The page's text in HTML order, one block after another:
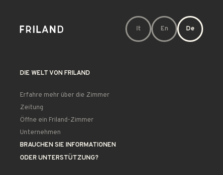
It En De
DIE WELT VON FRILAND
Erfahre mehr über die Zimmer
Zeitung
Öffne ein Friland-Zimmer
Unternehmen
BRAUCHEN SIE INFORMATIONEN
ODER UNTERSTÜTZUNG?